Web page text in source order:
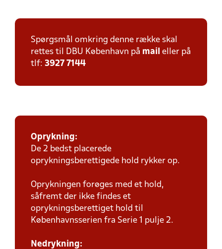
Spørgsmål omkring denne række skal
rettes til DBU København på mail eller på
tlf: 3927 7144
Oprykning:
De 2 bedst placerede
oprykningsberettigede hold rykker op.
Oprykningen forøges med et hold,
såfremt der ikke findes et
oprykningsberettiget hold til
Københavnsserien fra Serie 1 pulje 2.
Nedrykning: